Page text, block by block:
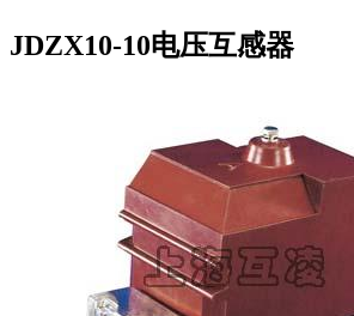
JDZX10-10电压互感器